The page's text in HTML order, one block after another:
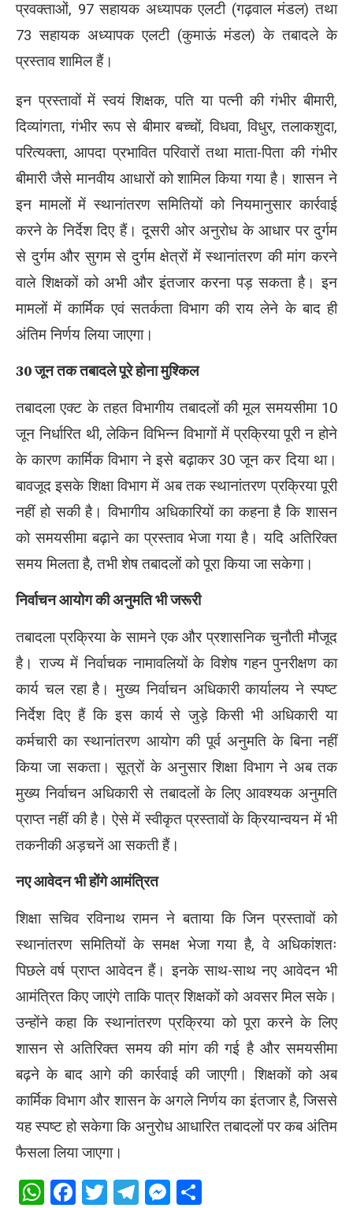
प्रवक्ताओं, 97 सहायक अध्यापक एलटी (गढ़वाल मंडल) तथा
73 सहायक अध्यापक एलटी (कुमाऊं मंडल) के तबादले के
प्रस्ताव शामिल हैं।
इन प्रस्तावों में स्वयं शिक्षक, पति या पत्नी की गंभीर बीमारी,
दिव्यांगता, गंभीर रूप से बीमार बच्चों, विधवा, विधुर, तलाकशुदा,
परित्यक्ता, आपदा प्रभावित परिवारों तथा माता-पिता की गंभीर
बीमारी जैसे मानवीय आधारों को शामिल किया गया है। शासन ने
इन मामलों में स्थानांतरण समितियों को नियमानुसार कार्रवाई
करने के निर्देश दिए हैं। दूसरी ओर अनुरोध के आधार पर दुर्गम
से दुर्गम और सुगम से दुर्गम क्षेत्रों में स्थानांतरण की मांग करने
वाले शिक्षकों को अभी और इंतजार करना पड़ सकता है। इन
मामलों में कार्मिक एवं सतर्कता विभाग की राय लेने के बाद ही
अंतिम निर्णय लिया जाएगा।
30 जून तक तबादले पूरे होना मुश्किल
तबादला एक्ट के तहत विभागीय तबादलों की मूल समयसीमा 10
जून निर्धारित थी, लेकिन विभिन्न विभागों में प्रक्रिया पूरी न होने
के कारण कार्मिक विभाग ने इसे बढ़ाकर 30 जून कर दिया था।
बावजूद इसके शिक्षा विभाग में अब तक स्थानांतरण प्रक्रिया पूरी
नहीं हो सकी है। विभागीय अधिकारियों का कहना है कि शासन
को समयसीमा बढ़ाने का प्रस्ताव भेजा गया है। यदि अतिरिक्त
समय मिलता है, तभी शेष तबादलों को पूरा किया जा सकेगा।
निर्वाचन आयोग की अनुमति भी जरूरी
तबादला प्रक्रिया के सामने एक और प्रशासनिक चुनौती मौजूद
है। राज्य में निर्वाचक नामावलियों के विशेष गहन पुनरीक्षण का
कार्य चल रहा है। मुख्य निर्वाचन अधिकारी कार्यालय ने स्पष्ट
निर्देश दिए हैं कि इस कार्य से जुड़े किसी भी अधिकारी या
कर्मचारी का स्थानांतरण आयोग की पूर्व अनुमति के बिना नहीं
किया जा सकता। सूत्रों के अनुसार शिक्षा विभाग ने अब तक
मुख्य निर्वाचन अधिकारी से तबादलों के लिए आवश्यक अनुमति
प्राप्त नहीं की है। ऐसे में स्वीकृत प्रस्तावों के क्रियान्वयन में भी
तकनीकी अड़चनें आ सकती हैं।
नए आवेदन भी होंगे आमंत्रित
शिक्षा सचिव रविनाथ रामन ने बताया कि जिन प्रस्तावों को
स्थानांतरण समितियों के समक्ष भेजा गया है, वे अधिकांशतः
पिछले वर्ष प्राप्त आवेदन हैं। इनके साथ-साथ नए आवेदन भी
आमंत्रित किए जाएंगे ताकि पात्र शिक्षकों को अवसर मिल सके।
उन्होंने कहा कि स्थानांतरण प्रक्रिया को पूरा करने के लिए
शासन से अतिरिक्त समय की मांग की गई है और समयसीमा
बढ़ने के बाद आगे की कार्रवाई की जाएगी। शिक्षकों को अब
कार्मिक विभाग और शासन के अगले निर्णय का इंतजार है, जिससे
यह स्पष्ट हो सकेगा कि अनुरोध आधारित तबादलों पर कब अंतिम
फैसला लिया जाएगा।
WhatsApp
Facebook
Twitter
Telegram
Messenger